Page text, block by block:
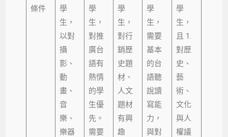
條件
學
生，
以對
攝
影、
動
畫、
音
樂、
樂器
學
生，
對推
廣台
語有
熱情
的學
生優
先。
需要
學
生，
對行
銷歷
史題
材、
人文
題材
有興
趣
學
生，
需要
基本
的台
語聽
說讀
寫能
力，
與對
學
生，
且 1.
對歷
史、
藝
術、
文化
與人
權議